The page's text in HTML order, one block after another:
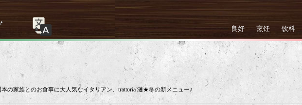
良好 烹饪 饮料
の家族とのお食事に大人気なイタリアン、trattoria 漣★冬の新メニュー♪